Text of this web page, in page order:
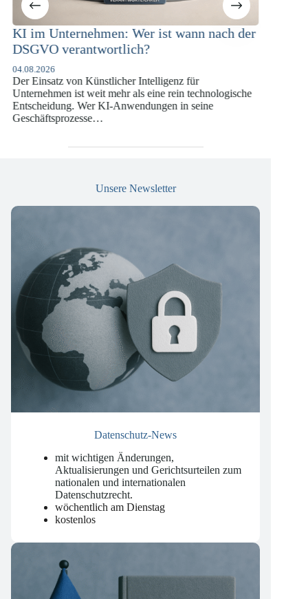
Unternehmen: Wer ist wann nach der
verantwortlich?
von Künstlicher Intelligenz für
ist weit mehr als eine rein technologische
Wer KI-Anwendungen in seine
KI-
Die europäische
Unsere Newsletter
Datenschutz-News
mit wichtigen Änderungen,
Aktualisierungen und Gerichtsurteilen zum
nationalen und internationalen
Datenschutzrecht.
wöchentlich am Dienstag